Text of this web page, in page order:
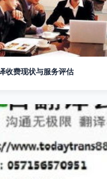
收费现状与服务评估